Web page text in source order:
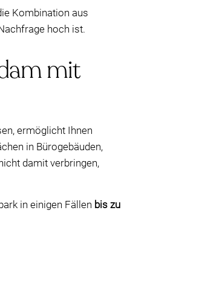
Kombination aus
hoch ist.
mit
ermöglicht Ihnen
in Bürogebäuden,
damit verbringen,
in einigen Fällen bis zu